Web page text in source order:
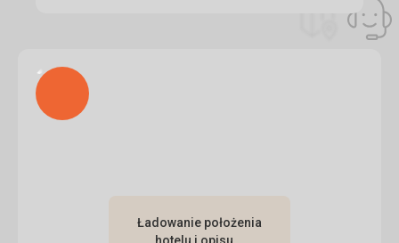
Ładuję
Ładowanie położenia